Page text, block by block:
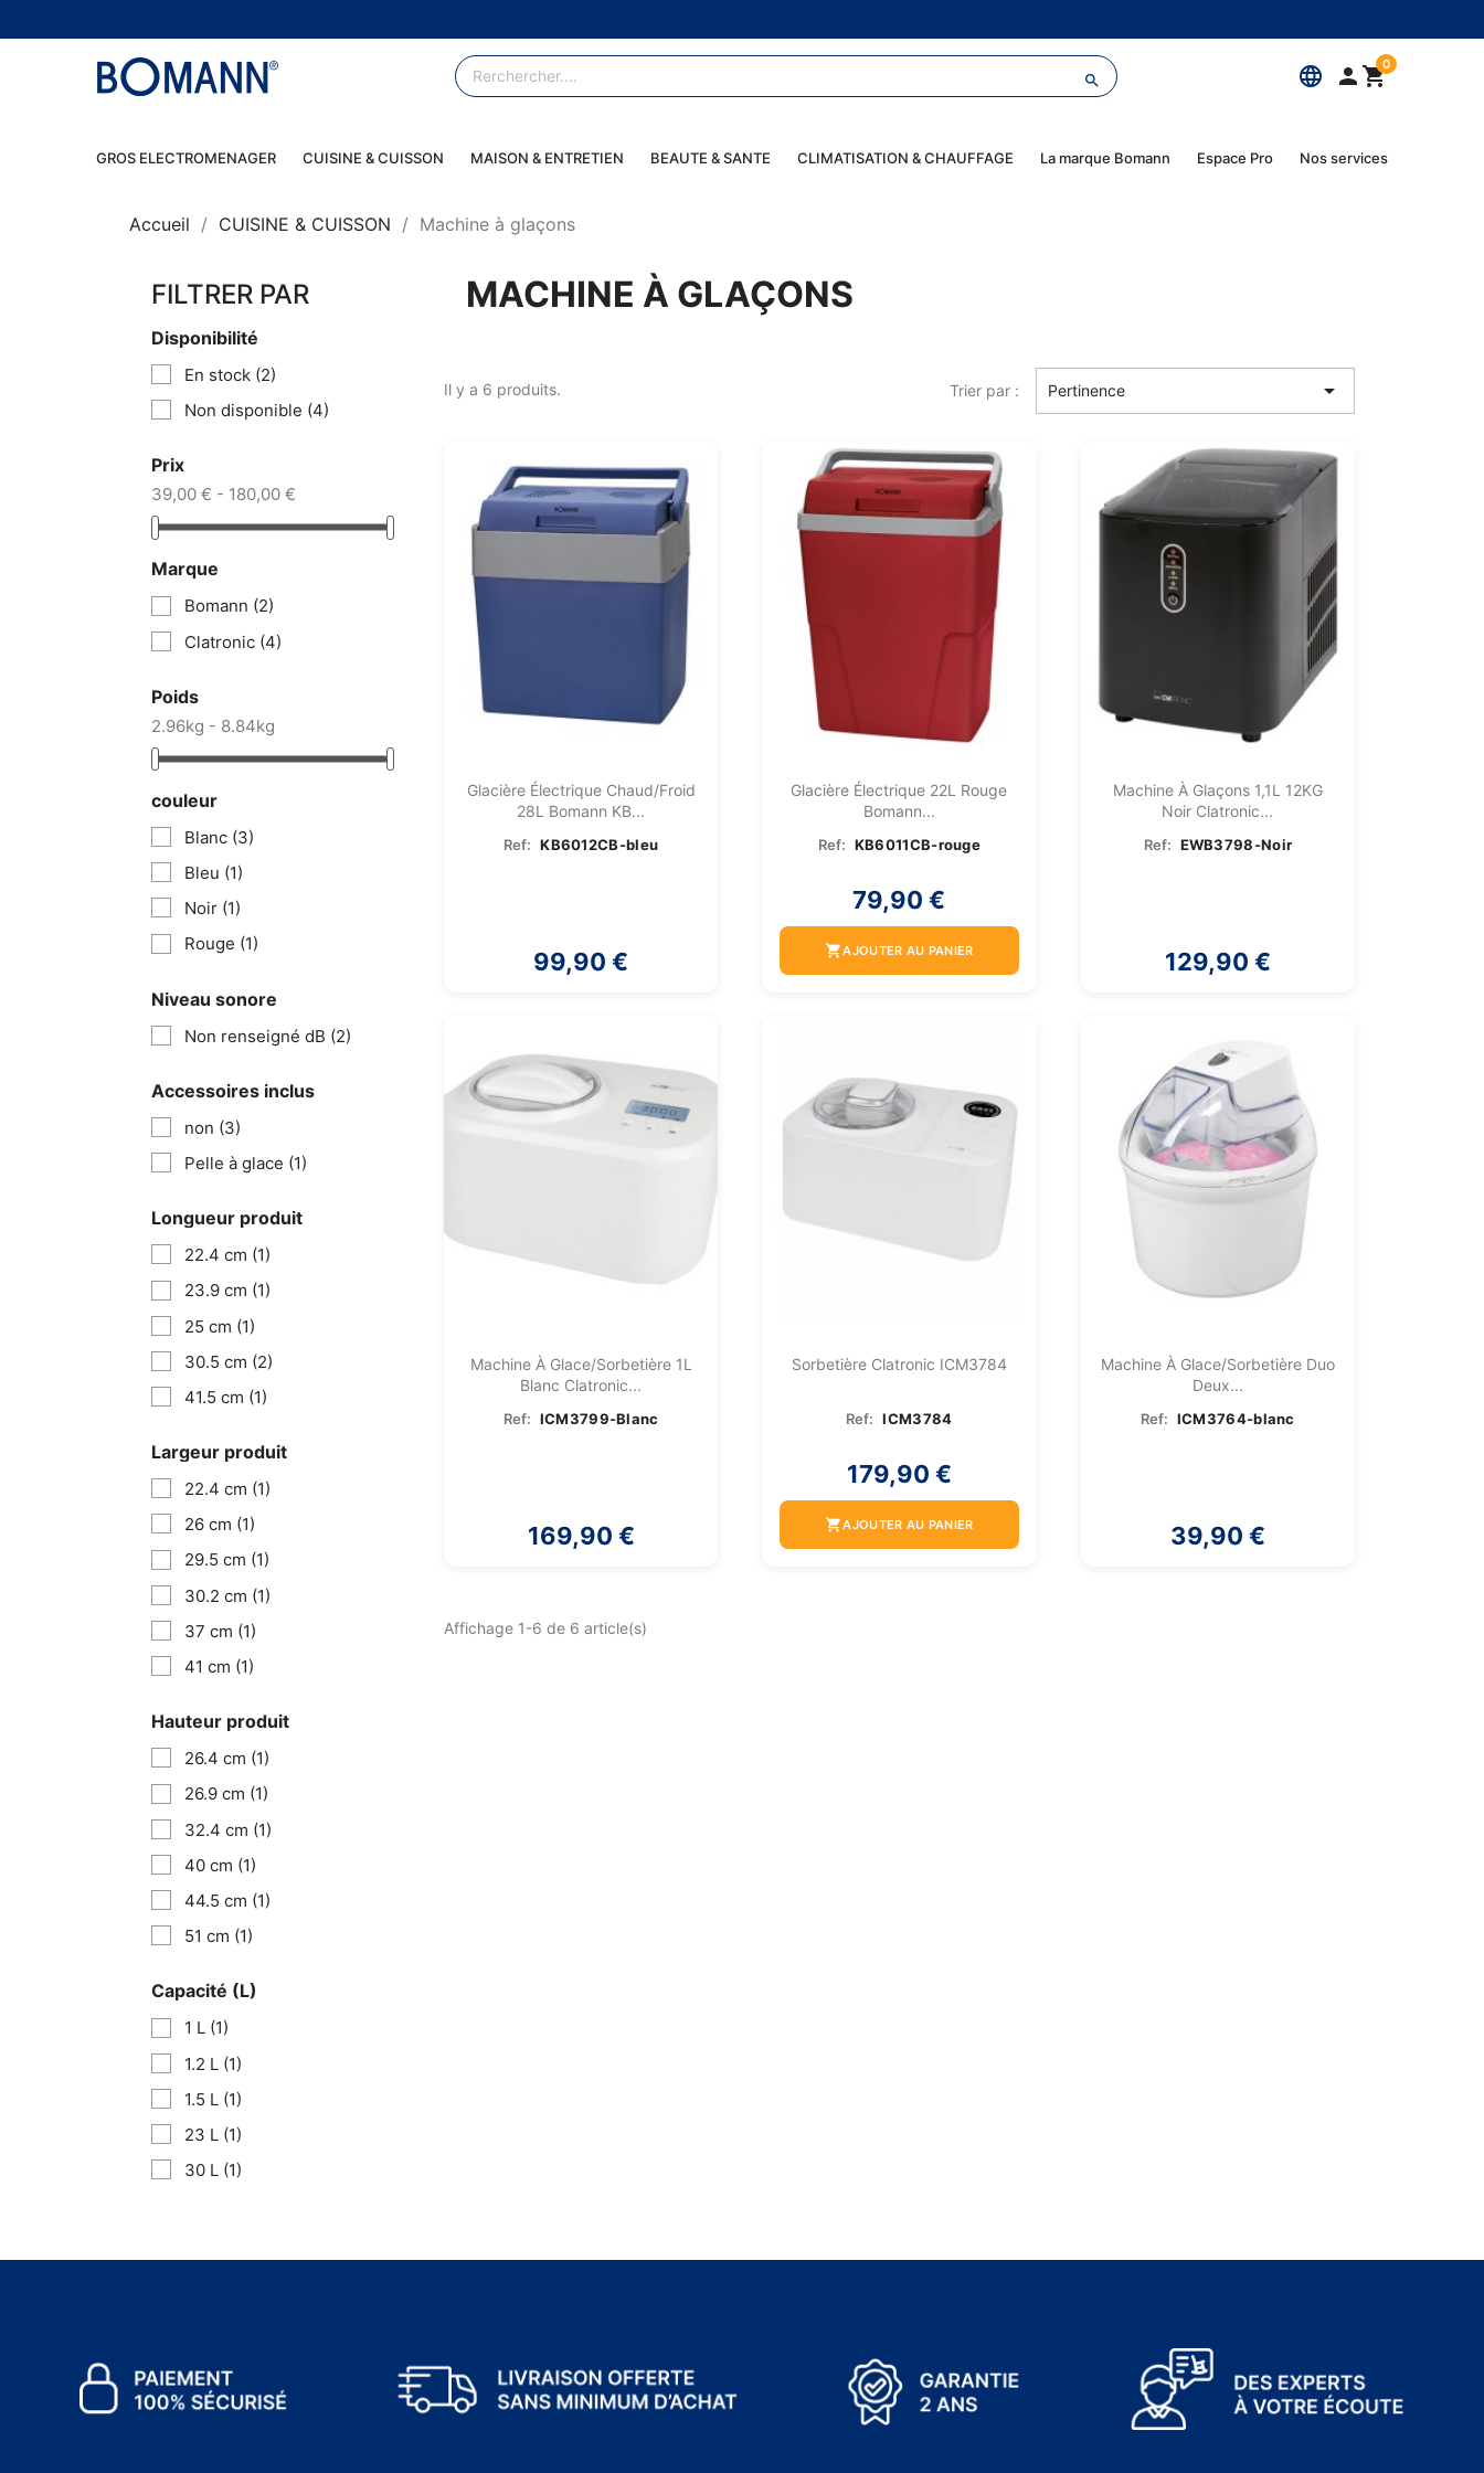
language  0

GROS ELECTROMENAGER CUISINE & CUISSON MAISON & ENTRETIEN BEAUTE & SANTE CLIMATISATION & CHAUFFAGE La marque Bomann Espace Pro Nos services
Accueil CUISINE & CUISSON Machine à glaçons
FILTRER PAR
Disponibilité
En stock (2)
Non disponible (4)
Prix
39,00 € - 180,00 €
Marque
Bomann (2)
Clatronic (4)
Poids
2.96kg - 8.84kg
couleur
Blanc (3)
Bleu (1)
Noir (1)
Rouge (1)
Niveau sonore
Non renseigné dB (2)
Accessoires inclus
non (3)
Pelle à glace (1)
Longueur produit
22.4 cm (1)
23.9 cm (1)
25 cm (1)
30.5 cm (2)
41.5 cm (1)
Largeur produit
22.4 cm (1)
26 cm (1)
29.5 cm (1)
30.2 cm (1)
37 cm (1)
41 cm (1)
Hauteur produit
26.4 cm (1)
26.9 cm (1)
32.4 cm (1)
40 cm (1)
44.5 cm (1)
51 cm (1)
Capacité (L)
1 L (1)
1.2 L (1)
1.5 L (1)
23 L (1)
30 L (1)
MACHINE À GLAÇONS
Il y a 6 produits. Trier par : Pertinence 
Glacière Électrique Chaud/froid
28L Bomann KB...
Ref: KB6012CB-bleu
99,90 €
Glacière Électrique 22L Rouge
Bomann...
Ref: KB6011CB-rouge
79,90 €
shopping_cartAJOUTER AU PANIER
Machine À Glaçons 1,1L 12KG
Noir Clatronic...
Ref: EWB3798-Noir
129,90 €
Machine À Glace/Sorbetière 1L
Blanc Clatronic...
Ref: ICM3799-Blanc
169,90 €
Sorbetière Clatronic ICM3784
Ref: ICM3784
179,90 €
shopping_cartAJOUTER AU PANIER
Machine À Glace/Sorbetière Duo
Deux...
Ref: ICM3764-blanc
39,90 €
Affichage 1-6 de 6 article(s)